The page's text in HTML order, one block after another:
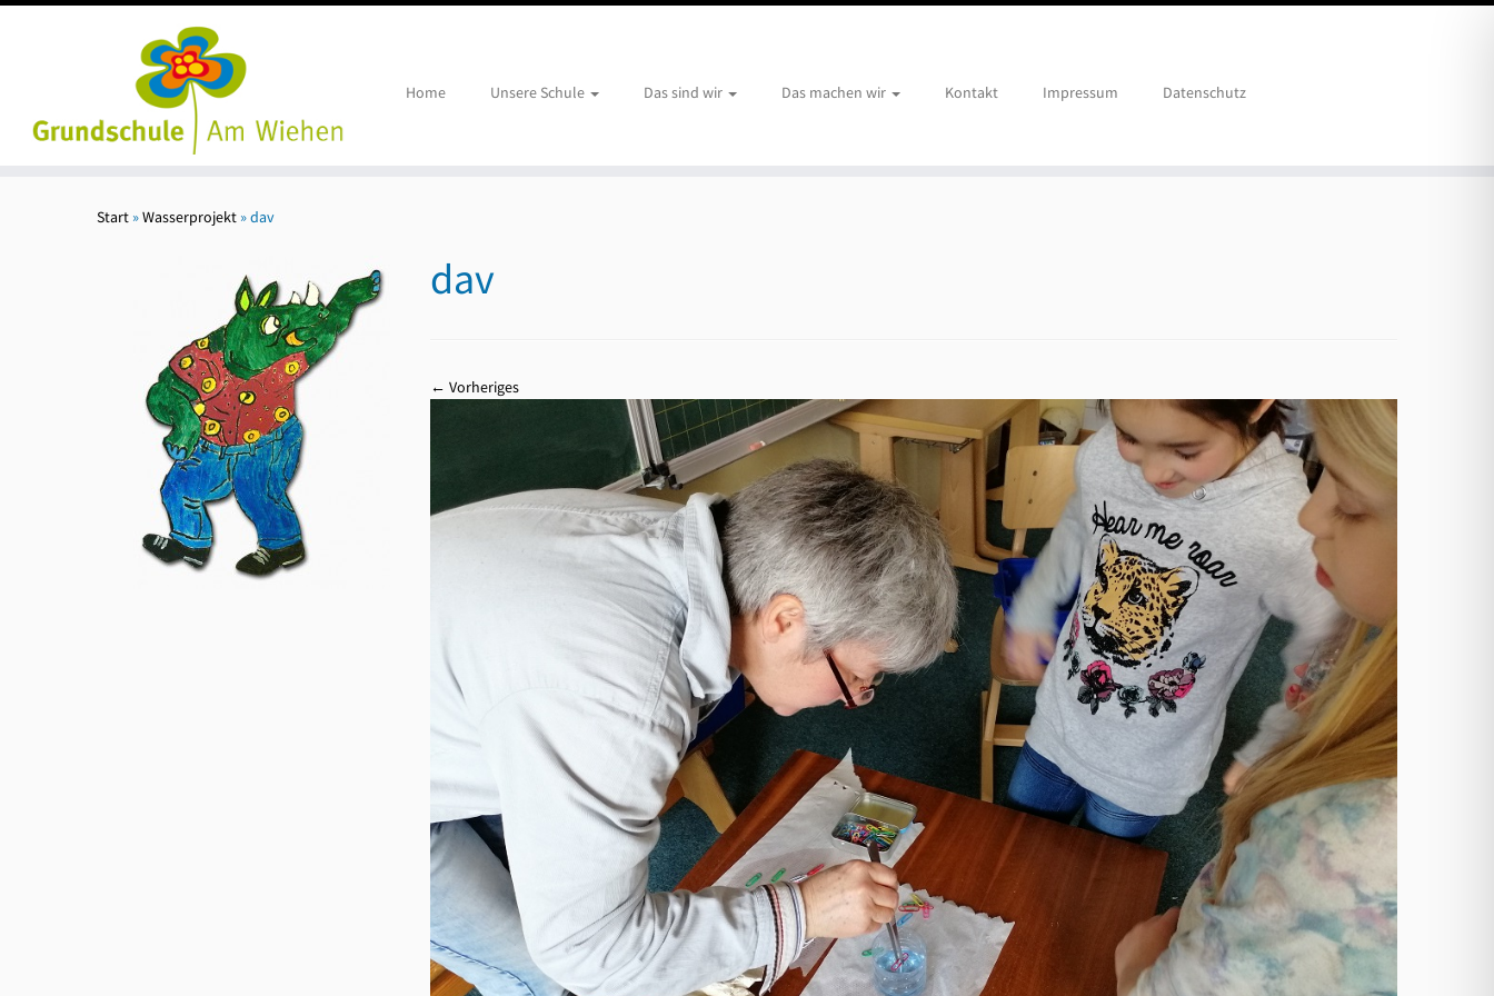
Home Unsere Schule Das sind wir Das machen wir Kontakt Impressum Datenschutz
Start »Wasserprojekt »dav
dav
← Vorheriges